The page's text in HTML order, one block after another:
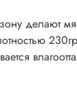
делают